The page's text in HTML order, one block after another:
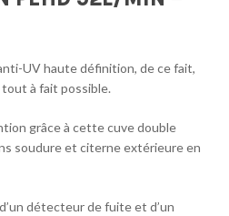
UV haute définition, de ce fait,
à fait possible.
grâce à cette cuve double
soudure et citerne extérieure en
détecteur de fuite et d’un